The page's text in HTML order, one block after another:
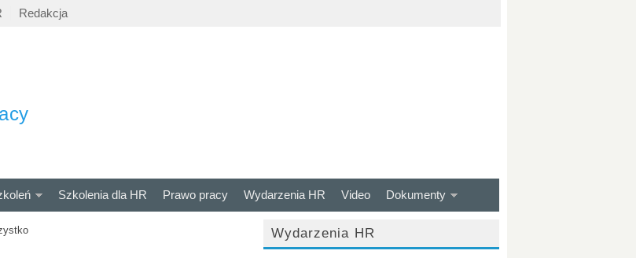
Redakcja
Szkolenia dla HR Prawo pracy Wydarzenia HR Video Dokumenty
Wydarzenia HR